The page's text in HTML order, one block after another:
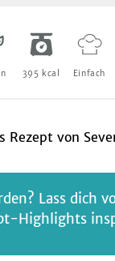
395 kcal Einfach
Rezeptvon
Lass dich
Highlights